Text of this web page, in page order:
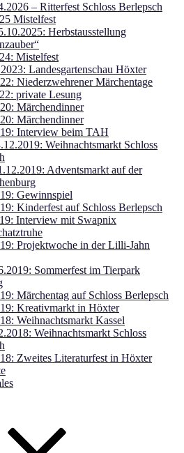
– Ritterfest Schloss Berlepsch
Mistelfest
Herbstausstellung
Mistelfest
Landesgartenschau Höxter
Niederzwehrener Märchentage
private Lesung
Märchendinner
Märchendinner
Interview beim TAH
Weihnachtsmarkt Schloss
Adventsmarkt auf der
Gewinnspiel
Kinderfest auf Schloss Berlepsch
Interview mit Swapnix
Projektwoche in der Lilli-Jahn
Sommerfest im Tierpark
Märchentag auf Schloss Berlepsch
Kreativmarkt in Höxter
Weihnachtsmarkt Kassel
Weihnachtsmarkt Schloss
Zweites Literaturfest in Höxter